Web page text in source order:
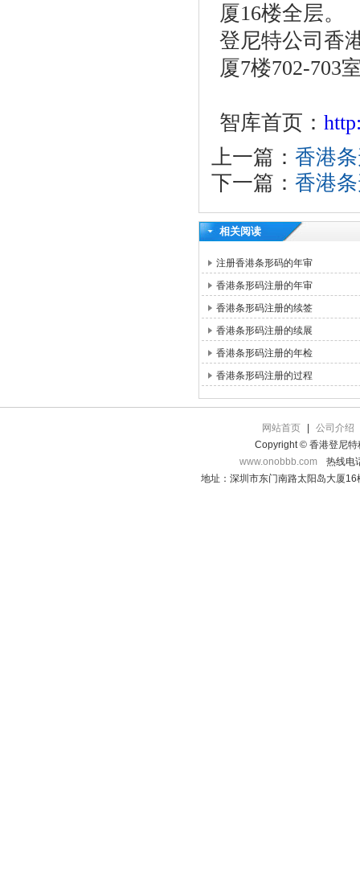
厦16楼全层。
登尼特公司香
厦7楼702-703
智库首页：
上一篇： 香港
下一篇： 香港
相关阅读
注册香港条形码的年审
香港条形码注册的年审
香港条形码注册的续签
香港条形码注册的续展
香港条形码注册的年检
香港条形码注册的过程
网站首页
公司介绍
Copyright © 香港登尼特
www.onobbb.com
热线电
地址：深圳市东门南路太阳岛大厦